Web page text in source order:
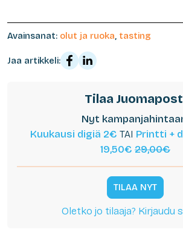
Avainsanat: olut ja ruoka, tasting
Jaa artikkeli:
Tilaa
Nyt
Kuukausi digiä 2€ TAI Printti +
19,50€ 29,00€
TILAA NYT
Oletko jo tilaaja? Kirjaudu